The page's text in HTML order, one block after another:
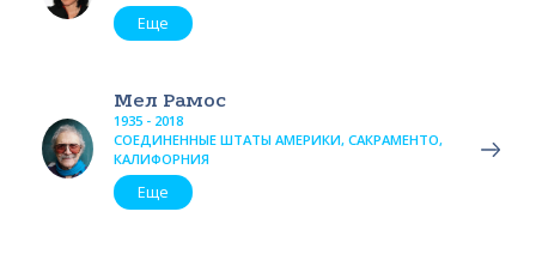
Еще
Мел Рамос
1935 - 2018
СОЕДИНЕННЫЕ ШТАТЫ АМЕРИКИ, САКРАМЕНТО,
КАЛИФОРНИЯ
Еще